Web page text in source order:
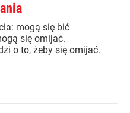
mogą się bić
się omijać.
o to, żeby się omijać.